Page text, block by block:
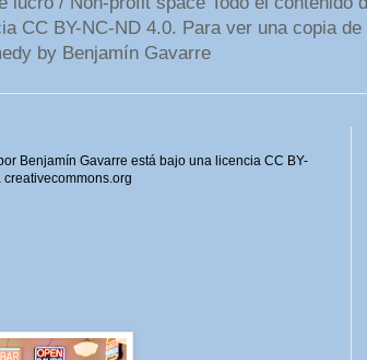
CC BY-NC-ND 4.0. Para ver una copia
by Benjamín Gavarre
Benjamín Gavarre está bajo una licencia CC BY-